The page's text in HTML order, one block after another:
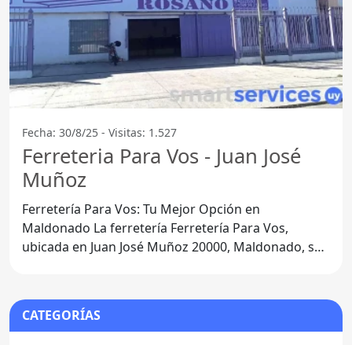
Fecha: 30/8/25 - Visitas: 1.527
Ferreteria Para Vos - Juan José
Muñoz
Ferretería Para Vos: Tu Mejor Opción en
Maldonado La ferretería Ferretería Para Vos,
ubicada en Juan José Muñoz 20000, Maldonado, se
CATEGORÍAS